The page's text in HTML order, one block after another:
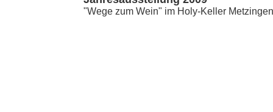
"Wege zum Wein" im Holy-Keller Metzingen